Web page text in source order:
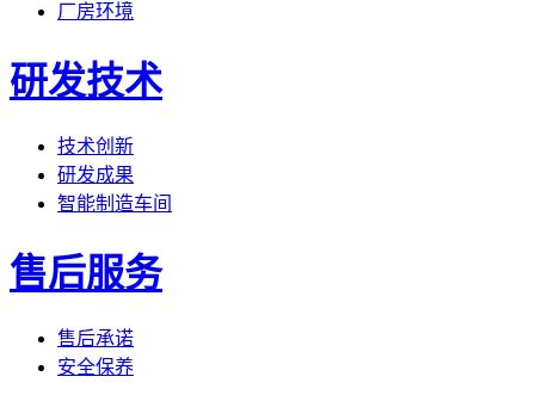
厂房环境
研发技术
技术创新
研发成果
智能制造车间
售后服务
售后承诺
安全保养